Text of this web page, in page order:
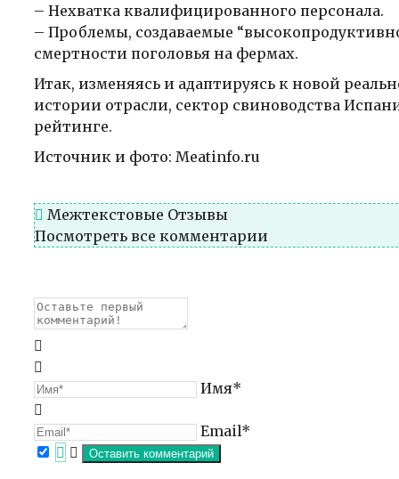
– Нехватка квалифицированного персонала.
– Проблемы, создаваемые
смертности поголовья на фермах.
Итак, изменяясь и адаптируясь к новой
истории отрасли, сектор свиноводства
рейтинге.
Источник и фото: Meatinfo.ru
Межтекстовые Отзывы
Посмотреть все комментарии
Имя*
Email*